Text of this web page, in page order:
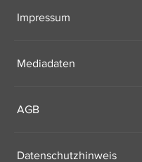
Impressum
Mediadaten
AGB
Datenschutzhinweis